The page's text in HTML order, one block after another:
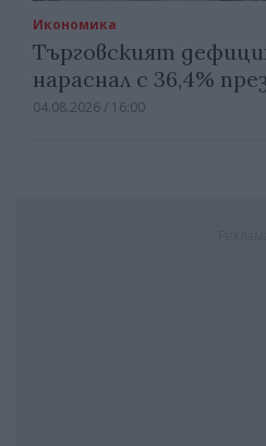
Икономика
Търговският
нараснал с 36,4%
04.08.2026 / 16:00